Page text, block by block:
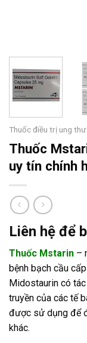
Thuốc điều trị ung thư
Thuốc
uy tín chính
Liên hệ để
Thuốc Mstarin –
bệnh bạch cầu
Midostaurin có
truyền của các tế
được sử dụng để
khác.